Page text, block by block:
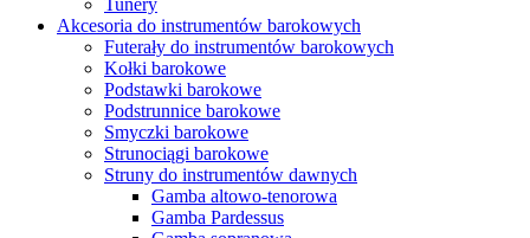
Tunery
Akcesoria do instrumentów barokowych
Futerały do instrumentów barokowych
Kołki barokowe
Podstawki barokowe
Podstrunnice barokowe
Smyczki barokowe
Strunociągi barokowe
Struny do instrumentów dawnych
Gamba altowo-tenorowa
Gamba Pardessus